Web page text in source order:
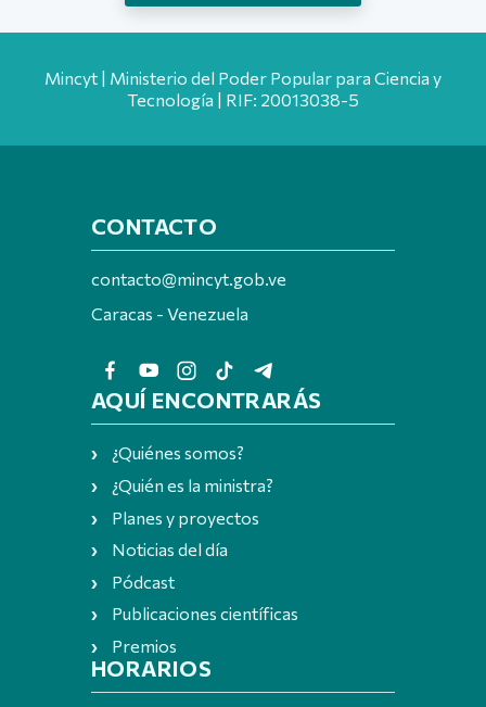
Mincyt | Ministerio del Poder Popular para Ciencia y
Tecnología | RIF: 20013038-5
CONTACTO
contacto@mincyt.gob.ve
Caracas - Venezuela
AQUÍ ENCONTRARÁS
¿Quiénes somos?
¿Quién es la ministra?
Planes y proyectos
Noticias del día
Pódcast
Publicaciones científicas
Premios
HORARIOS